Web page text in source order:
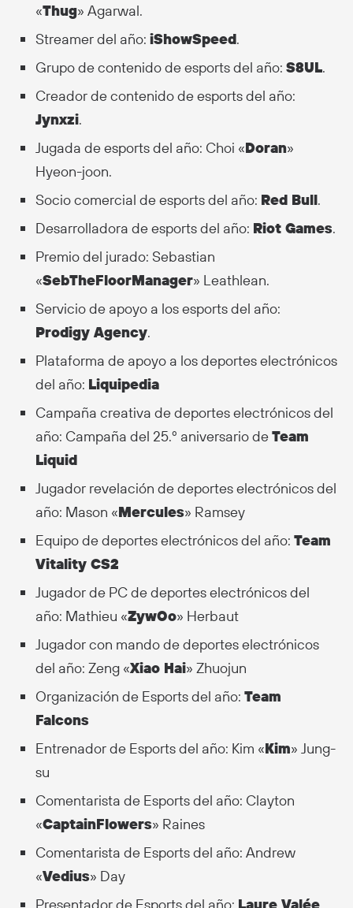
«Thug» Agarwal.
Streamer del año: iShowSpeed.
Grupo de contenido de esports del año: S8UL.
Creador de contenido de esports del año:
Jynxzi.
Jugada de esports del año: Choi «Doran»
Hyeon-joon.
Socio comercial de esports del año: Red Bull.
Desarrolladora de esports del año: Riot Games.
Premio del jurado: Sebastian
«SebTheFloorManager» Leathlean.
Servicio de apoyo a los esports del año:
Prodigy Agency.
Plataforma de apoyo a los deportes electrónicos
del año: Liquipedia
Campaña creativa de deportes electrónicos del
año: Campaña del 25.º aniversario deTeam
Liquid
Jugador revelación de deportes electrónicos del
año: Mason «Mercules» Ramsey
Equipo de deportes electrónicos del año: Team
Vitality CS2
Jugador de PC de deportes electrónicos del
año: Mathieu «ZywOo» Herbaut
Jugador con mando de deportes electrónicos
del año: Zeng «Xiao Hai» Zhuojun
Organización de Esports del año: Team
Falcons
Entrenador de Esports del año: Kim «Kim» Jung-
su
Comentarista de Esports del año: Clayton
«CaptainFlowers» Raines
Comentarista de Esports del año: Andrew
«Vedius» Day
Presentador de Esports del año: Laure Valée